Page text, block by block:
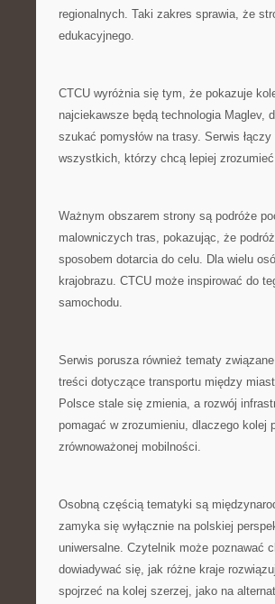
regionalnych. Taki zakres sprawia, że
edukacyjnego.
CTCU wyróżnia się tym, że pokazuje
najciekawsze będą technologia Maglev,
szukać pomysłów na trasy. Serwis
wszystkich, którzy chcą lepiej
Ważnym obszarem strony są podróże
malowniczych tras, pokazując, że
sposobem dotarcia do celu. Dla wielu
krajobrazu. CTCU może inspirować do
samochodu.
Serwis porusza również tematy
treści dotyczące transportu między
Polsce stale się zmienia, a rozwój
pomagać w zrozumieniu, dlaczego kolej
zrównoważonej mobilności.
Osobną częścią tematyki są
zamyka się wyłącznie na polskiej
uniwersalne. Czytelnik może poznawać
dowiadywać się, jak różne kraje
spojrzeć na kolej szerzej, jako na